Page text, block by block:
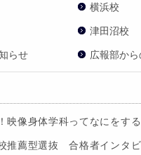
横浜校
津田沼校
らせ 広報部か
映像身体学科ってなにをする
推薦型選抜 合格者インタ